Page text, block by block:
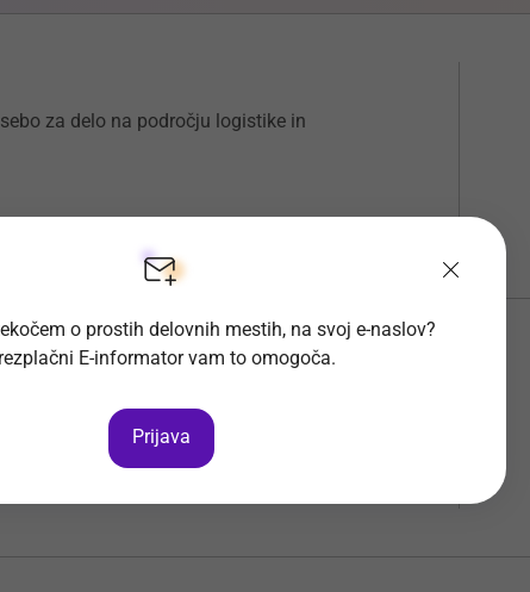
za delo na področju logistike in
Polje
Skladiščnega manipulanta 1. (m/ž).
o prostih delovnih mestih, na svoj e-naslov?
E-informator vam to omogoča.
Prijava